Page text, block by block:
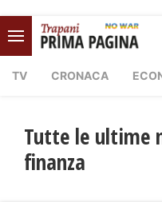
TV CRONACA
Tutte le ultime
finanza